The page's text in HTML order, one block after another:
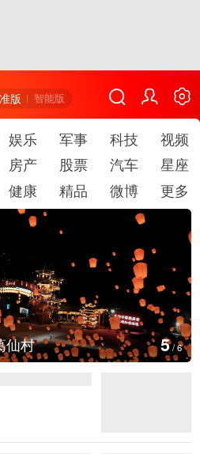
版 智能版
娱乐 军事 科技
视频
房产 股票 汽车
星座
健康 精品 微博 更多
仙村 5/6